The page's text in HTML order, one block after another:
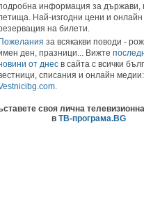
информация за държави,
Най-изгодни цени и онлайн
на билети.
Пожелания за всякакви поводи -
ден, празници... Вижте
от днес в сайта с всички
списания и онлайн медии:
.
своя лична
в ТВ-програма.BG